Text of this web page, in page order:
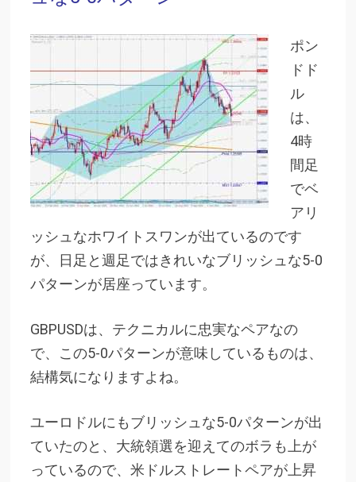
ポン
ドド
ル
は、
4時
間足
でベ
アリ
ッシュなホワイトスワンが出ているのです
が、日足と週足ではきれいなブリッシュな5-0
パターンが居座っています。
GBPUSDは、テクニカルに忠実なペアなの
で、この5-0パターンが意味しているものは、
結構気になりますよね。
ユーロドルにもブリッシュな5-0パターンが出
ていたのと、大統領選を迎えてのボラも上が
っているので、米ドルストレートペアが上昇